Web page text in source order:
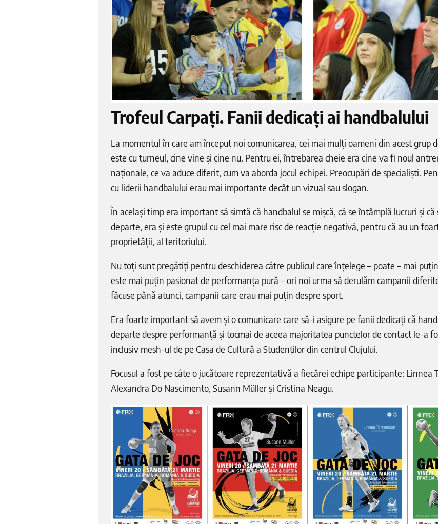
Trofeul Carpați. Fanii dedicați ai handbalului
La momentul în care am început noi comunicarea, cei mai mulți oameni din acest grup
este cu turneul, cine vine și cine nu. Pentru ei, întrebarea cheie era cine va fi noul
naționale, ce va aduce diferit, cum va aborda jocul echipei. Preocupări de specialiști.
cu liderii handbalului erau mai importante decât un vizual sau slogan.
În același timp era important să simtă că handbalul se mișcă, că se întâmplă lucruri și
departe, era și este grupul cu cel mai mare risc de reacție negativă, pentru că au un
proprietății, al teritoriului.
Nu toți sunt pregătiți pentru deschiderea către publicul care înțelege – poate – mai
este mai puțin pasionat de performanța pură – ori noi urma să derulăm campanii
făcuse până atunci, campanii care erau mai puțin despre sport.
Era foarte important să avem și o comunicare care să-i asigure pe fanii dedicați că
departe despre performanță și tocmai de aceea majoritatea punctelor de contact le-a
inclusiv mesh-ul de pe Casa de Cultură a Studenților din centrul Clujului.
Focusul a fost pe câte o jucătoare reprezentativă a fiecărei echipe participante: Linnea
Alexandra Do Nascimento, Susann Müller și Cristina Neagu.